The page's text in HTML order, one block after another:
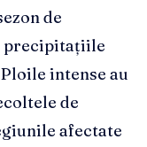
de
precipitațiile
intense au
de
afectate